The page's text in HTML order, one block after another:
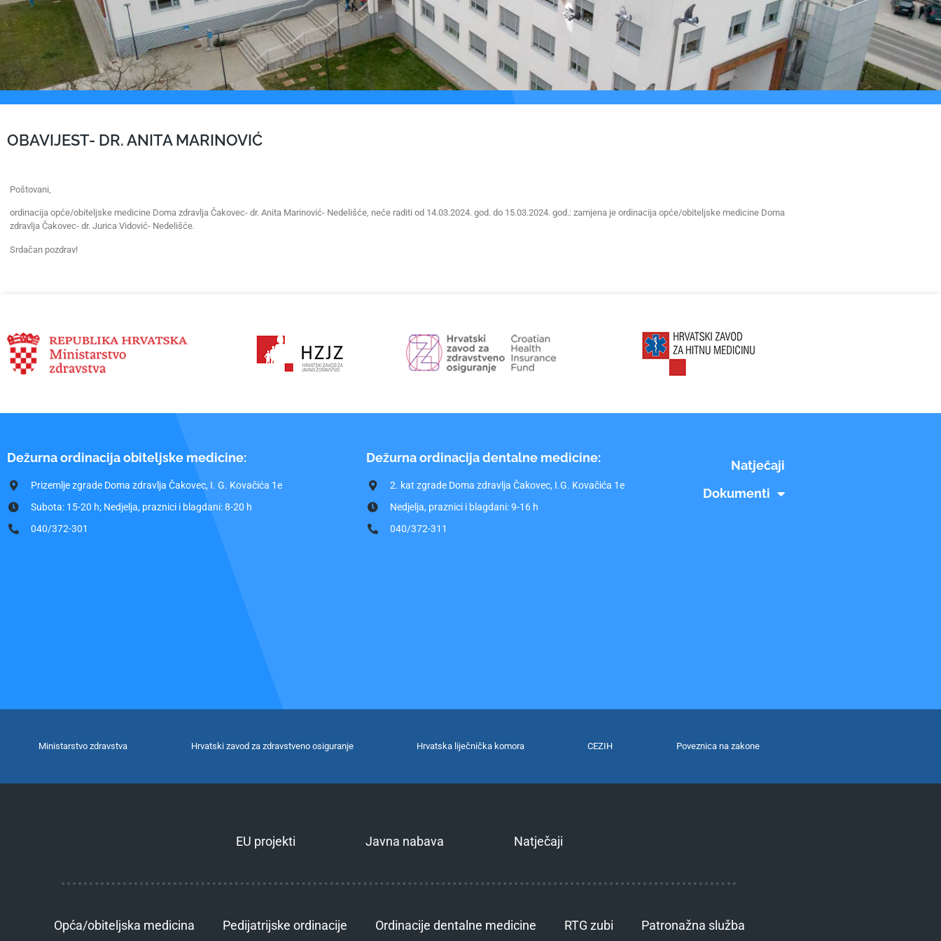
OBAVIJEST- DR. ANITA MARINOVIĆ
Poštovani,
ordinacija opće/obiteljske medicine Doma zdravlja Čakovec- dr. Anita Marinović- Nedelišće, neće raditi od 14.03.2024. god. do 15.03.2024. god.: zamjena je ordinacija opće/obiteljske medicine Doma
zdravlja Čakovec- dr. Jurica Vidović- Nedelišće.
Srdačan pozdrav!
Dežurna ordinacija obiteljske medicine:
Prizemlje zgrade Doma zdravlja Čakovec, I. G. Kovačića 1e
Subota: 15-20 h; Nedjelja, praznici i blagdani: 8-20 h
040/372-301
Dežurna ordinacija dentalne medicine:
2. kat zgrade Doma zdravlja Čakovec, I.G. Kovačića 1e
Nedjelja, praznici i blagdani: 9-16 h
040/372-311
Natječaji
Dokumenti
Ministarstvo zdravstva Hrvatski zavod za zdravstveno osiguranje Hrvatska liječnička komora CEZIH Poveznica na zakone
EU projekti Javna nabava Natječaji
Opća/obiteljska medicina Pedijatrijske ordinacije Ordinacije dentalne medicine RTG zubi Patronažna služba